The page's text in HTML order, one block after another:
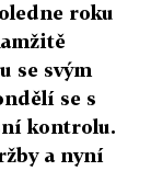
roku
se svým
se s
kontrolu.
a nyní